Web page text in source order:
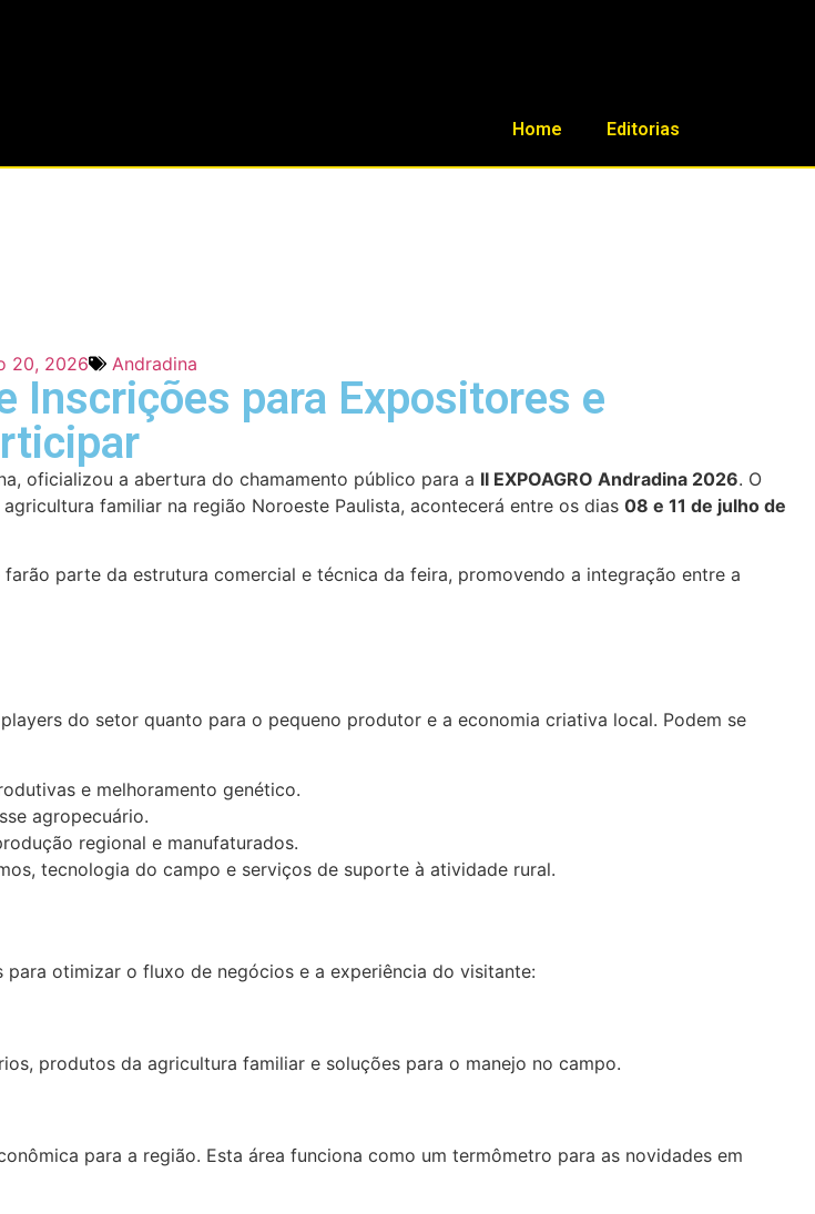
Home Editorias
20, 2026 Andradina
Inscrições para Expositores e
oficializou a abertura do chamamento público para a II EXPOAGRO Andradina 2026. O
familiar na região Noroeste Paulista, acontecerá entre os dias 08 e 11 de julho de
parte da estrutura comercial e técnica da feira, promovendo a integração entre a
do setor quanto para o pequeno produtor e a economia criativa local. Podem se
e melhoramento genético.
agropecuário.
regional e manufaturados.
tecnologia do campo e serviços de suporte à atividade rural.
para otimizar o fluxo de negócios e a experiência do visitante:
produtos da agricultura familiar e soluções para o manejo no campo.
para a região. Esta área funciona como um termômetro para as novidades em